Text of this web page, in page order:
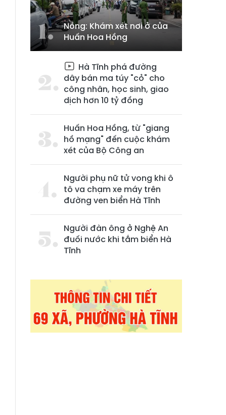
Nóng: Khám xét nơi ở của
Huấn Hoa Hồng
Hà Tĩnh phá đường
dây bán ma túy "cỏ" cho
công nhân, học sinh, giao
dịch hơn 10 tỷ đồng
Huấn Hoa Hồng, từ "giang
hồ mạng" đến cuộc khám
xét của Bộ Công an
Người phụ nữ tử vong khi ô
tô va chạm xe máy trên
đường ven biển Hà Tĩnh
Người đàn ông ở Nghệ An
đuối nước khi tắm biển Hà
Tĩnh